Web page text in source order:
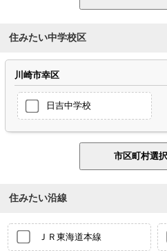
住みたい中学校区
川崎市幸区
日吉中学校
住みたい沿線
ＪＲ東海道本線